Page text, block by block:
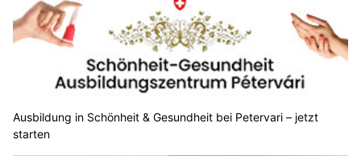
Ausbildung in Schönheit & Gesundheit bei Petervari – jetzt
starten